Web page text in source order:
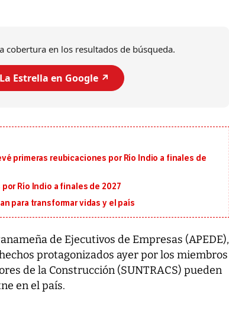
cobertura en los resultados de búsqueda.
Estrella en Google ↗️
primeras reubicaciones por Río Indio a finales de
Río Indio a finales de 2027
para transformar vidas y el país
de Ejecutivos de Empresas (APEDE),
protagonizados ayer por los miembros
de la Construcción (SUNTRACS) pueden
en el país.
al sur de Japón, provocando una